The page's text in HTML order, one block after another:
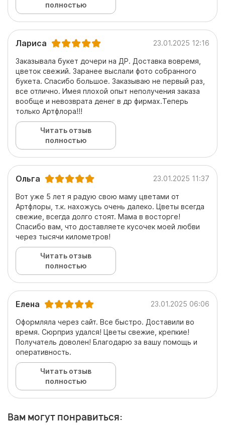
полностью
Лариса 23.01.2025 12:16
Заказывала букет дочери на ДР. Доставка вовремя,
цветок свежий. Заранее выслали фото собранного
букета. Спасибо большое. Заказываю не первый раз,
все отлично. Имея плохой опыт неполучения заказа
вообще и невозврата денег в др фирмах.Теперь
только Артфлора!!!
Читать отзыв
полностью
Ольга 23.01.2025 11:37
Вот уже 5 лет я радую свою маму цветами от
Артфлоры, т.к. нахожусь очень далеко. Цветы всегда
свежие, всегда долго стоят. Мама в восторге!
Спасибо вам, что доставляете кусочек моей любви
через тысячи километров!
Читать отзыв
полностью
Елена 23.01.2025 06:06
Оформляла через сайт. Все быстро. Доставили во
время. Сюрприз удался! Цветы свежие, крепкие!
Получатель доволен! Благодарю за вашу помощь и
оперативность.
Читать отзыв
полностью
Вам могут понравиться: